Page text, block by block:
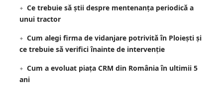
Ce trebuie să știi despre mentenanța periodică a
unui tractor
Cum alegi firma de vidanjare potrivită în Ploiești și
ce trebuie să verifici înainte de intervenție
Cum a evoluat piața CRM din România în ultimii 5
ani